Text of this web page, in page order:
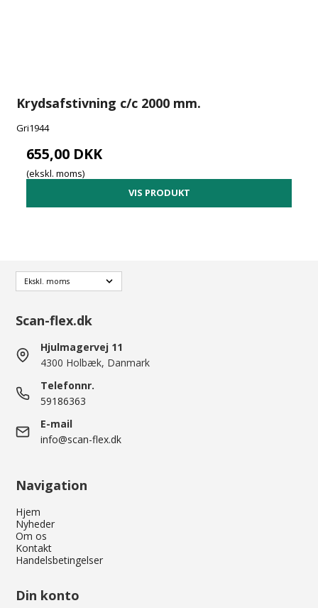
Krydsafstivning c/c 2000 mm.
Gri1944
655,00 DKK
(ekskl. moms)
VIS PRODUKT
Scan-flex.dk
Hjulmagervej 11
4300 Holbæk, Danmark
Telefonnr.
59186363
E-mail
info@scan-flex.dk
Navigation
Hjem
Nyheder
Om os
Kontakt
Handelsbetingelser
Din konto